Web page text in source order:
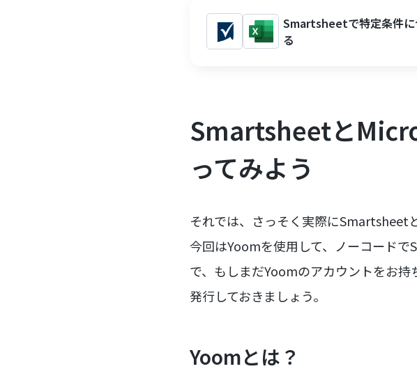
Smartsheetで特定条件
る
Smartsheetと
ってみよう
それでは、さっそく実際にSmartsheet
今回はYoomを使用して、ノーコード
で、もしまだYoomのアカウントをお持
発行しておきましょう。
Yoomとは？